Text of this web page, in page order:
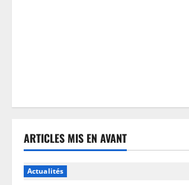
ARTICLES MIS EN AVANT
Actualités